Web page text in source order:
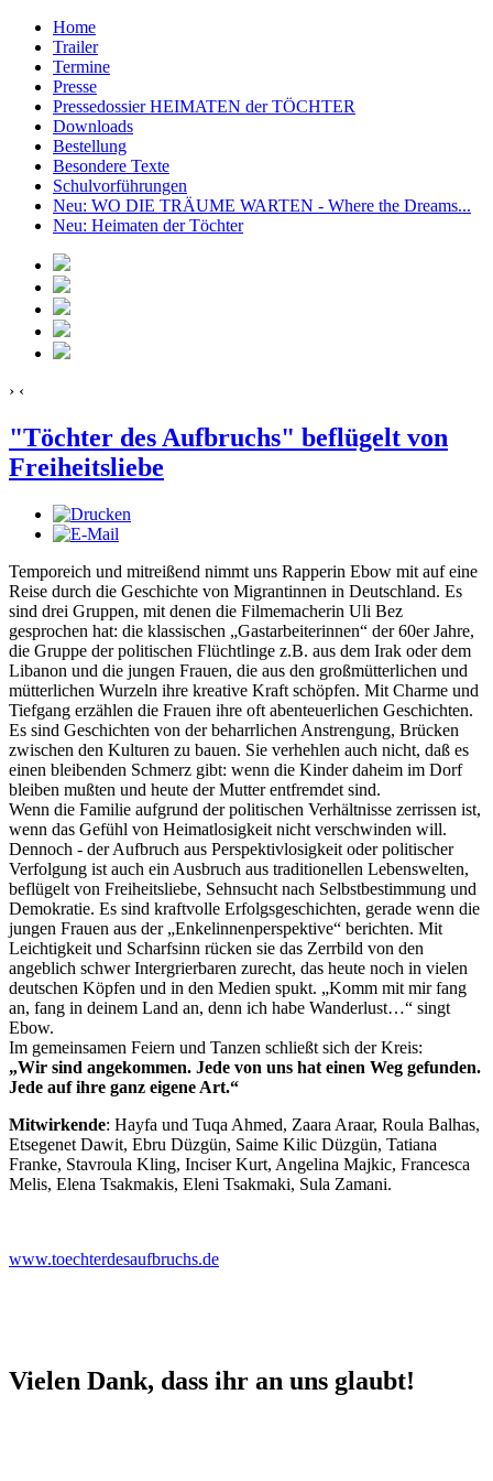
Home
Trailer
Termine
Presse
Pressedossier HEIMATEN der TÖCHTER
Downloads
Bestellung
Besondere Texte
Schulvorführungen
Neu: WO DIE TRÄUME WARTEN - Where the Dreams...
Neu: Heimaten der Töchter
› ‹
"Töchter des Aufbruchs" beflügelt von
Freiheitsliebe
Temporeich und mitreißend nimmt uns Rapperin Ebow mit auf eine
Reise durch die Geschichte von Migrantinnen in Deutschland. Es
sind drei Gruppen, mit denen die Filmemacherin Uli Bez
gesprochen hat: die klassischen „Gastarbeiterinnen“ der 60er Jahre,
die Gruppe der politischen Flüchtlinge z.B. aus dem Irak oder dem
Libanon und die jungen Frauen, die aus den großmütterlichen und
mütterlichen Wurzeln ihre kreative Kraft schöpfen. Mit Charme und
Tiefgang erzählen die Frauen ihre oft abenteuerlichen Geschichten.
Es sind Geschichten von der beharrlichen Anstrengung, Brücken
zwischen den Kulturen zu bauen. Sie verhehlen auch nicht, daß es
einen bleibenden Schmerz gibt: wenn die Kinder daheim im Dorf
bleiben mußten und heute der Mutter entfremdet sind.
Wenn die Familie aufgrund der politischen Verhältnisse zerrissen ist,
wenn das Gefühl von Heimatlosigkeit nicht verschwinden will.
Dennoch - der Aufbruch aus Perspektivlosigkeit oder politischer
Verfolgung ist auch ein Ausbruch aus traditionellen Lebenswelten,
beflügelt von Freiheitsliebe, Sehnsucht nach Selbstbestimmung und
Demokratie. Es sind kraftvolle Erfolgsgeschichten, gerade wenn die
jungen Frauen aus der „Enkelinnenperspektive“ berichten. Mit
Leichtigkeit und Scharfsinn rücken sie das Zerrbild von den
angeblich schwer Intergrierbaren zurecht, das heute noch in vielen
deutschen Köpfen und in den Medien spukt. „Komm mit mir fang
an, fang in deinem Land an, denn ich habe Wanderlust…“ singt
Ebow.
Im gemeinsamen Feiern und Tanzen schließt sich der Kreis:
„Wir sind angekommen. Jede von uns hat einen Weg gefunden.
Jede auf ihre ganz eigene Art.“
Mitwirkende: Hayfa und Tuqa Ahmed, Zaara Araar, Roula Balhas,
Etsegenet Dawit, Ebru Düzgün, Saime Kilic Düzgün, Tatiana
Franke, Stavroula Kling, Inciser Kurt, Angelina Majkic, Francesca
Melis, Elena Tsakmakis, Eleni Tsakmaki, Sula Zamani.
www.toechterdesaufbruchs.de
Vielen Dank, dass ihr an uns glaubt!